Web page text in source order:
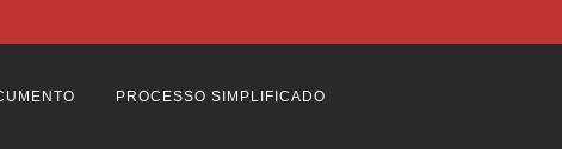
PROCESSO SIMPLIFICADO